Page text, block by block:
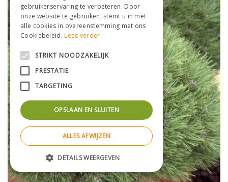
gebruikerservaring te verbeteren. Door
onze website te gebruiken, stemt u in met
alle cookies in overeenstemming met ons
Cookiebeleid.Lees verder
STRIKT NOODZAKELIJK
PRESTATIE
TARGETING
OPSLAAN EN SLUITEN
ALLES AFWIJZEN
DETAILS WEERGEVEN